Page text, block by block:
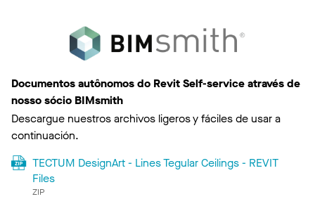
Documentos autônomos do Revit Self-service através de
nosso sócio BIMsmith
Descargue nuestros archivos ligeros y fáciles de usar a
continuación.
TECTUM DesignArt - Lines Tegular Ceilings - REVIT
Files
ZIP